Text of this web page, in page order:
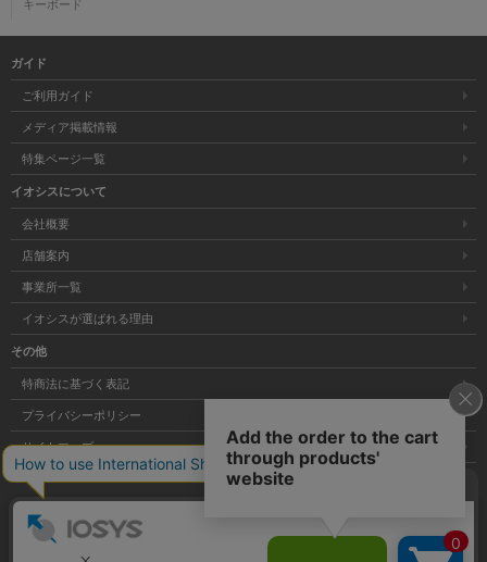
キーボード
ガイド
ご利用ガイド
メディア掲載情報
特集ページ一覧
イオシスについて
会社概要
店舗案内
事業所一覧
イオシスが選ばれる理由
その他
特商法に基づく表記
プライバシーポリシー
サイトマップ